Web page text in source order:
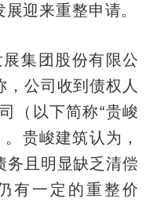
迎来重整申请。
集团股份有限公
公司收到债权人
（以下简称“贵峻
贵峻建筑认为，
务且明显缺乏清偿
有一定的重整价